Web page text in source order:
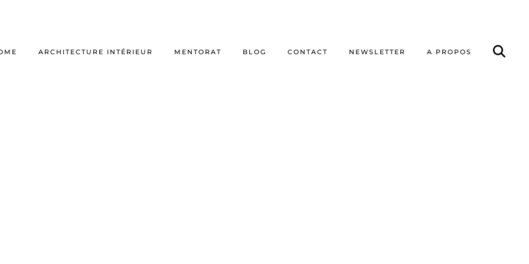
ARCHITECTURE INTÉRIEUR MENTORAT BLOG CONTACT NEWSLETTER A PROPOS